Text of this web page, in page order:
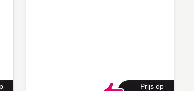
Prijs op